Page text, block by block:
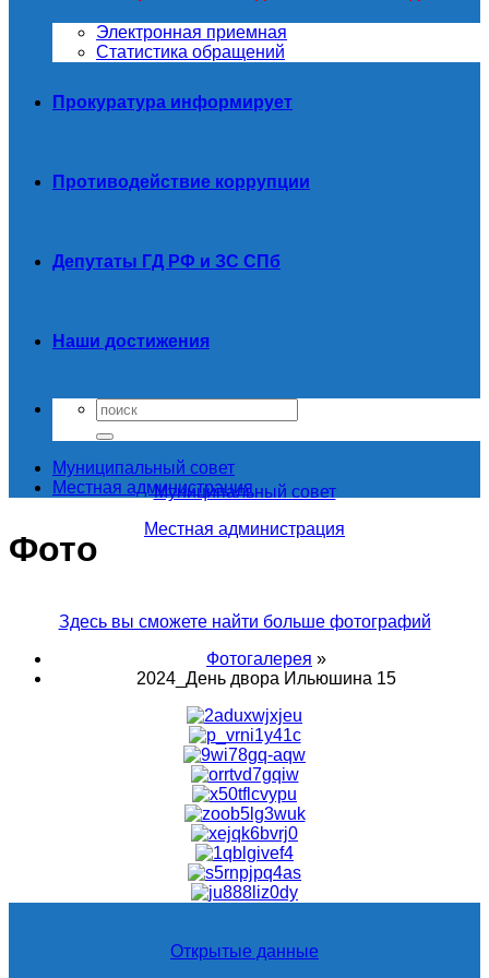
Электронная приемная
Статистика обращений
Прокуратура информирует
Противодействие коррупции
Депутаты ГД РФ и ЗС СПб
Наши достижения
Муниципальный совет
Местная администрация
Муниципальный совет
Местная администрация
Фото
Здесь вы сможете найти больше фотографий
Фотогалерея »
2024_День двора Ильюшина 15
Открытые данные